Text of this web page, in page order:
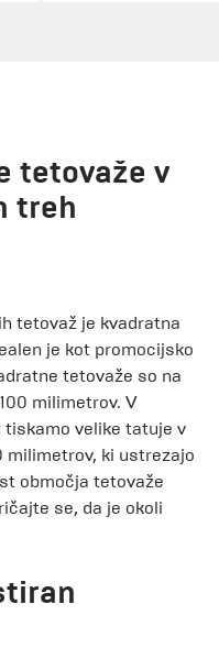
tetovaže v
treh
tetovaž je kvadratna
je kot promocijsko
tetovaže so na
milimetrov. V
tiskamo velike tatuje v
milimetrov, ki ustrezajo
območja tetovaže
se, da je okoli